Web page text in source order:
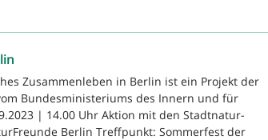
Zusammenleben in Berlin ist ein Projekt der
Bundesministeriums des Innern und für
| 14.00 Uhr Aktion mit den Stadtnatur-
Berlin Treffpunkt: Sommerfest der